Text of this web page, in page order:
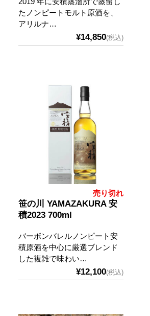
たノンピートモルト原酒を、
アリルナ…
¥14,850(税込)
売り切れ
笹の川 YAMAZAKURA 安
積2023 700ml
バーボンバレルノンピート安
積原酒を中心に厳選ブレンド
した複雑で味わい…
¥12,100(税込)